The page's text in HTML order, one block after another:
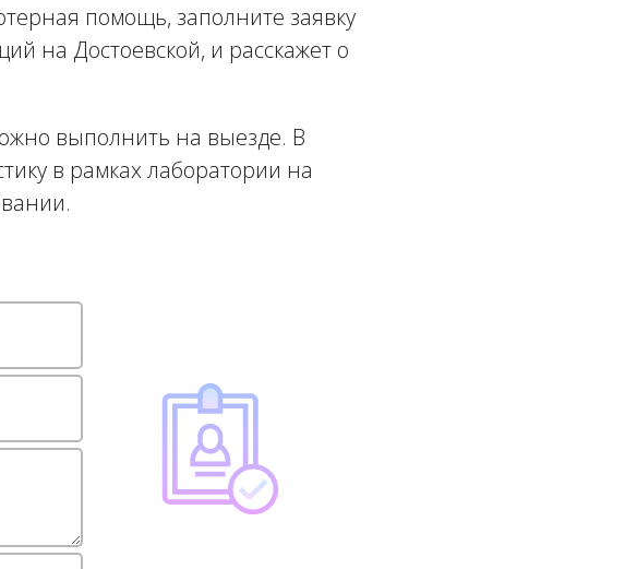
помощь, заполните заявку
на Достоевской, и расскажет о
выполнить на выезде. В
в рамках лаборатории на